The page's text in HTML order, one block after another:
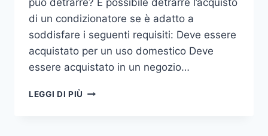
può detrarre? È possibile detrarre l’acquisto
di un condizionatore se è adatto a
soddisfare i seguenti requisiti: Deve essere
acquistato per un uso domestico Deve
essere acquistato in un negozio…
LEGGI DI PIÙ COME